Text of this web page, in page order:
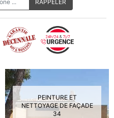
PEINTURE ET
NETTOYAGE DE FAÇADE
34